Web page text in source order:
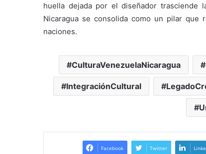
huella dejada por el diseñador trasciende
Nicaragua se consolida como un pilar que
naciones.
CulturaVenezuelaNicaragua
IntegraciónCultural
Facebook Twitter